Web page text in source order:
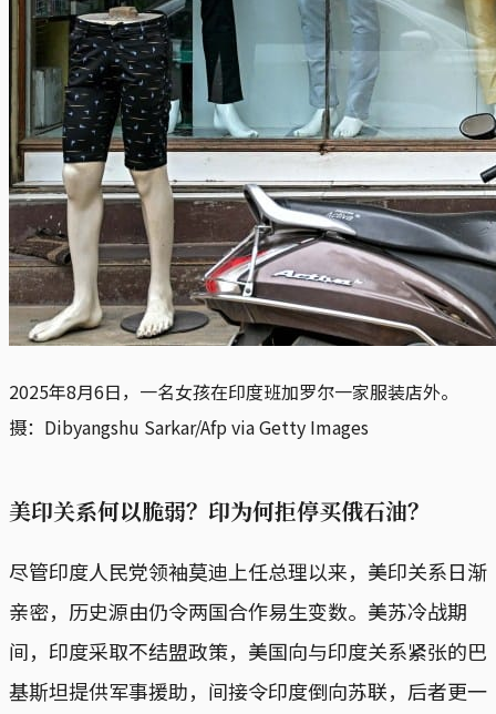
2025年8月6日，一名女孩在印度班加罗尔一家服装店外。
摄：Dibyangshu Sarkar/Afp via Getty Images
美印关系何以脆弱？印为何拒停买俄石油？
尽管印度人民党领袖莫迪上任总理以来，美印关系日渐
亲密，历史源由仍令两国合作易生变数。美苏冷战期
间，印度采取不结盟政策，美国向与印度关系紧张的巴
基斯坦提供军事援助，间接令印度倒向苏联，后者更一